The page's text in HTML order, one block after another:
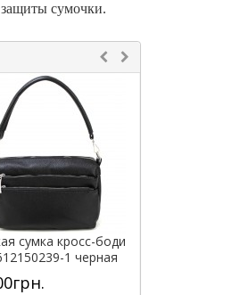
сумочки.
сумка кросс-боди
1 черная